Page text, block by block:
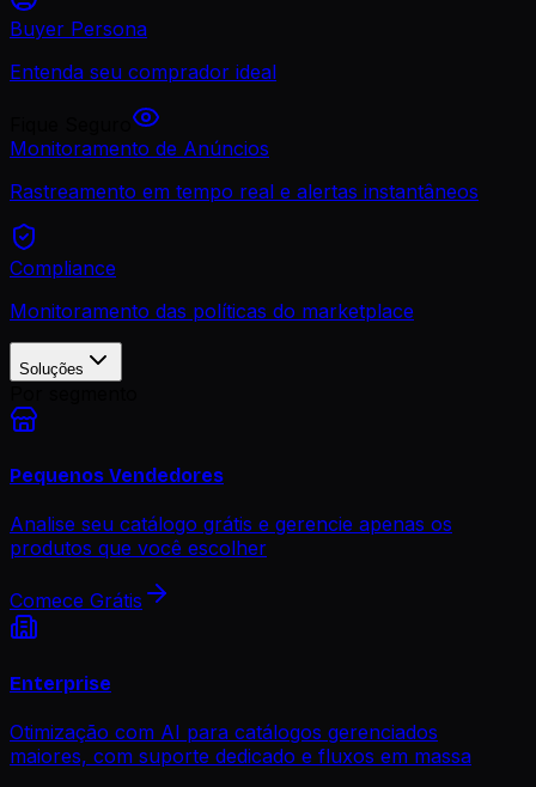
Buyer Persona
Entenda seu comprador ideal
Monitoramento de Anúncios
Rastreamento em tempo real e alertas instantâneos
Compliance
Monitoramento das políticas do marketplace
Soluções
Pequenos Vendedores
Analise seu catálogo grátis e gerencie apenas os
produtos que você escolher
Comece Grátis
Enterprise
Otimização com AI para catálogos gerenciados
maiores, com suporte dedicado e fluxos em massa